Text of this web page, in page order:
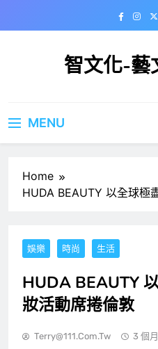
智文化-藝
MENU
Home
HUDA BEAUTY 以全球極
娛樂 時尚 生活
HUDA BEAUTY
妝活動席捲倫敦
Terry@111.com.tw 3 個